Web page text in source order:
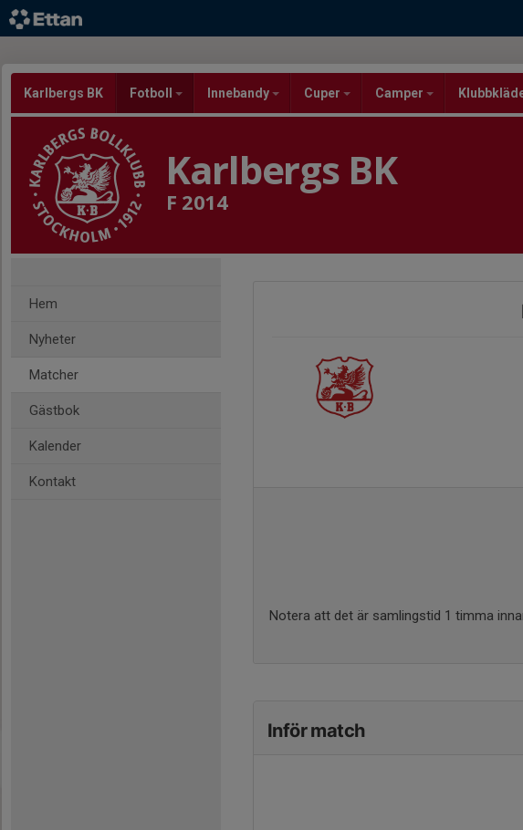
Karlbergs BK Fotboll Innebandy Cuper Camper
Karlbergs BK
F 2014
Hem
Nyheter
Matcher
Gästbok
Kalender
Kontakt
Notera att det är samlingstid 1 timma
Inför match